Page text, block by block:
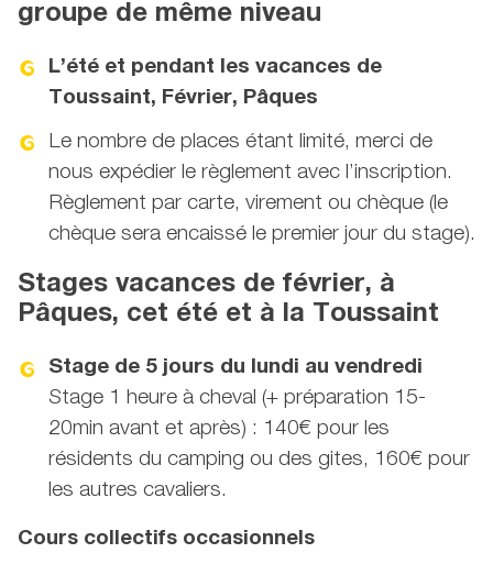
groupe de même niveau
L’été et pendant les vacances de
Toussaint, Février, Pâques
Le nombre de places étant limité, merci de
nous expédier le règlement avec l’inscription.
Règlement par carte, virement ou chèque (le
chèque sera encaissé le premier jour du stage).
Stages vacances de février, à
Pâques, cet été et à la Toussaint
Stage de 5 jours du lundi au vendredi
Stage 1 heure à cheval (+ préparation 15-
20min avant et après) : 140€ pour les
résidents du camping ou des gites, 160€ pour
les autres cavaliers.
Cours collectifs occasionnels